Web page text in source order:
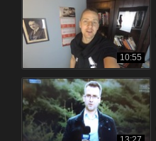
10:55